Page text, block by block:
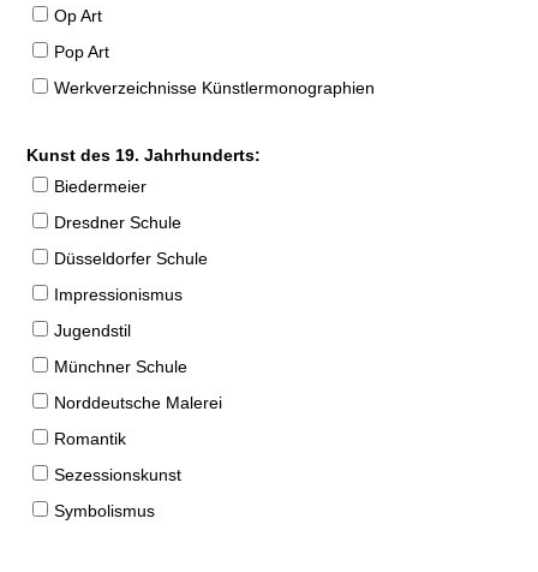
Op Art
Pop Art
Werkverzeichnisse Künstlermonographien
Kunst des 19. Jahrhunderts:
Biedermeier
Dresdner Schule
Düsseldorfer Schule
Impressionismus
Jugendstil
Münchner Schule
Norddeutsche Malerei
Romantik
Sezessionskunst
Symbolismus